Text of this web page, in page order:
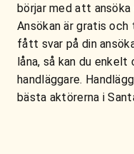
börjar med att
Ansökan är gratis och
fått svar på din
låna, så kan du
handläggare.
bästa aktörerna i